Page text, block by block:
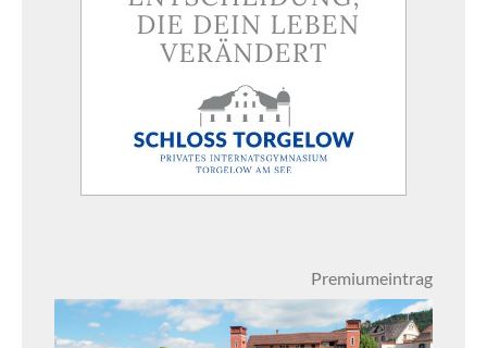
Premiumeintrag